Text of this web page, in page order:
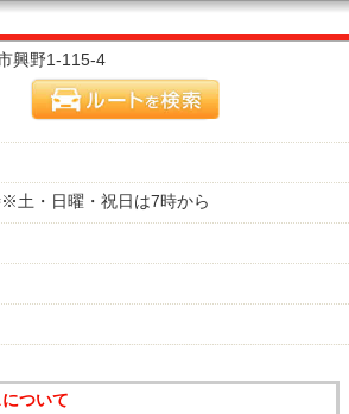
興野1-115-4
土・日曜・祝日は7時から
ついて